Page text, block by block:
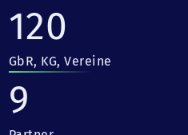
120
GbR, KG, Vereine
9